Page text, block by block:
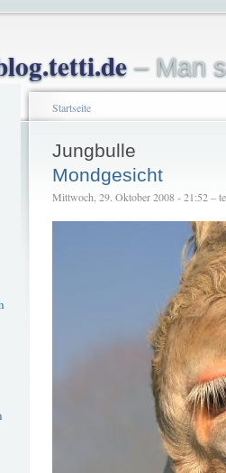
– Man
Startseite
Jungbulle
Mondgesicht
Mittwoch, 29. Oktober 2008 - 21:52 –